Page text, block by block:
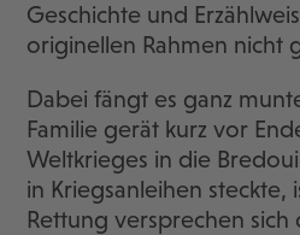
Geschichte und
originellen Rahmen nicht
Dabei fängt es ganz
Familie gerät kurz vor
Weltkrieges in die
in Kriegsanleihen steckte,
Rettung versprechen sich